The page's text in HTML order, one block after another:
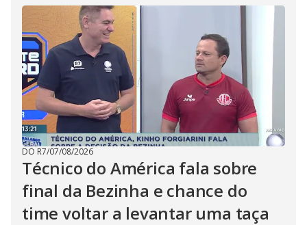
DO R7/07/08/2026
Técnico do América fala sobre
final da Bezinha e chance do
time voltar a levantar uma taça